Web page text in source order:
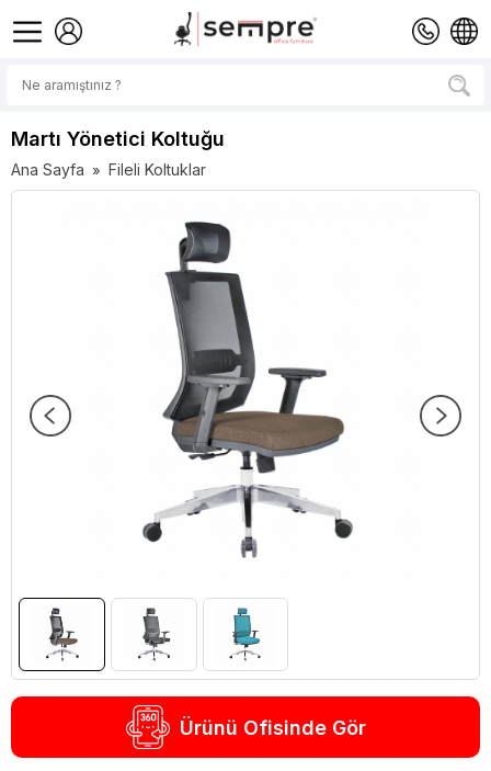
Martı Yönetici Koltuğu
Ana Sayfa » Fileli Koltuklar
Ürünü Ofisinde Gör